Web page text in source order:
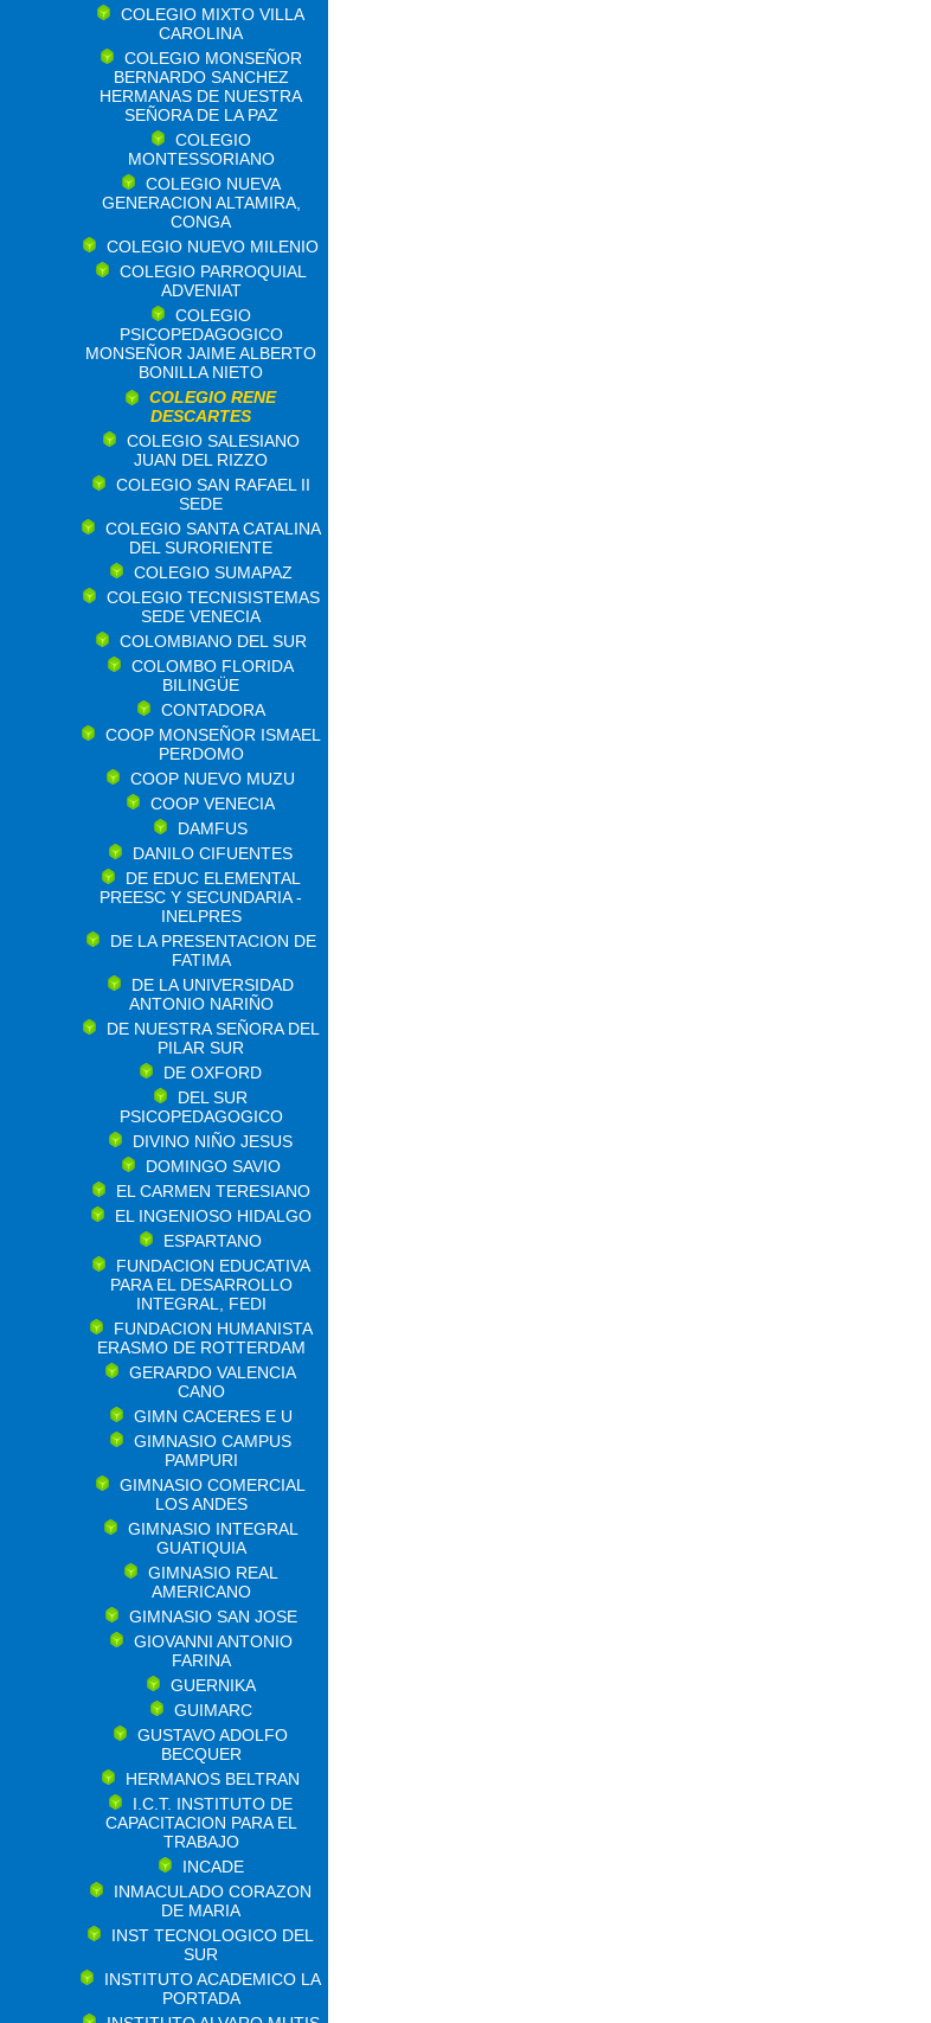
COLEGIO MIXTO VILLA
CAROLINA
COLEGIO MONSEÑOR
BERNARDO SANCHEZ
HERMANAS DE NUESTRA
SEÑORA DE LA PAZ
COLEGIO
MONTESSORIANO
COLEGIO NUEVA
GENERACION ALTAMIRA,
CONGA
COLEGIO NUEVO MILENIO
COLEGIO PARROQUIAL
ADVENIAT
COLEGIO
PSICOPEDAGOGICO
MONSEÑOR JAIME ALBERTO
BONILLA NIETO
COLEGIO RENE
DESCARTES
COLEGIO SALESIANO
JUAN DEL RIZZO
COLEGIO SAN RAFAEL II
SEDE
COLEGIO SANTA CATALINA
DEL SURORIENTE
COLEGIO SUMAPAZ
COLEGIO TECNISISTEMAS
SEDE VENECIA
COLOMBIANO DEL SUR
COLOMBO FLORIDA
BILINGÜE
CONTADORA
COOP MONSEÑOR ISMAEL
PERDOMO
COOP NUEVO MUZU
COOP VENECIA
DAMFUS
DANILO CIFUENTES
DE EDUC ELEMENTAL
PREESC Y SECUNDARIA -
INELPRES
DE LA PRESENTACION DE
FATIMA
DE LA UNIVERSIDAD
ANTONIO NARIÑO
DE NUESTRA SEÑORA DEL
PILAR SUR
DE OXFORD
DEL SUR
PSICOPEDAGOGICO
DIVINO NIÑO JESUS
DOMINGO SAVIO
EL CARMEN TERESIANO
EL INGENIOSO HIDALGO
ESPARTANO
FUNDACION EDUCATIVA
PARA EL DESARROLLO
INTEGRAL, FEDI
FUNDACION HUMANISTA
ERASMO DE ROTTERDAM
GERARDO VALENCIA
CANO
GIMN CACERES E U
GIMNASIO CAMPUS
PAMPURI
GIMNASIO COMERCIAL
LOS ANDES
GIMNASIO INTEGRAL
GUATIQUIA
GIMNASIO REAL
AMERICANO
GIMNASIO SAN JOSE
GIOVANNI ANTONIO
FARINA
GUERNIKA
GUIMARC
GUSTAVO ADOLFO
BECQUER
HERMANOS BELTRAN
I.C.T. INSTITUTO DE
CAPACITACION PARA EL
TRABAJO
INCADE
INMACULADO CORAZON
DE MARIA
INST TECNOLOGICO DEL
SUR
INSTITUTO ACADEMICO LA
PORTADA